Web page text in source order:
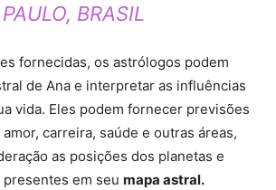
PAULO, BRASIL
fornecidas, os astrólogos podem
de Ana e interpretar as influências
vida. Eles podem fornecer previsões
carreira, saúde e outras áreas,
as posições dos planetas e
em seu mapa astral.